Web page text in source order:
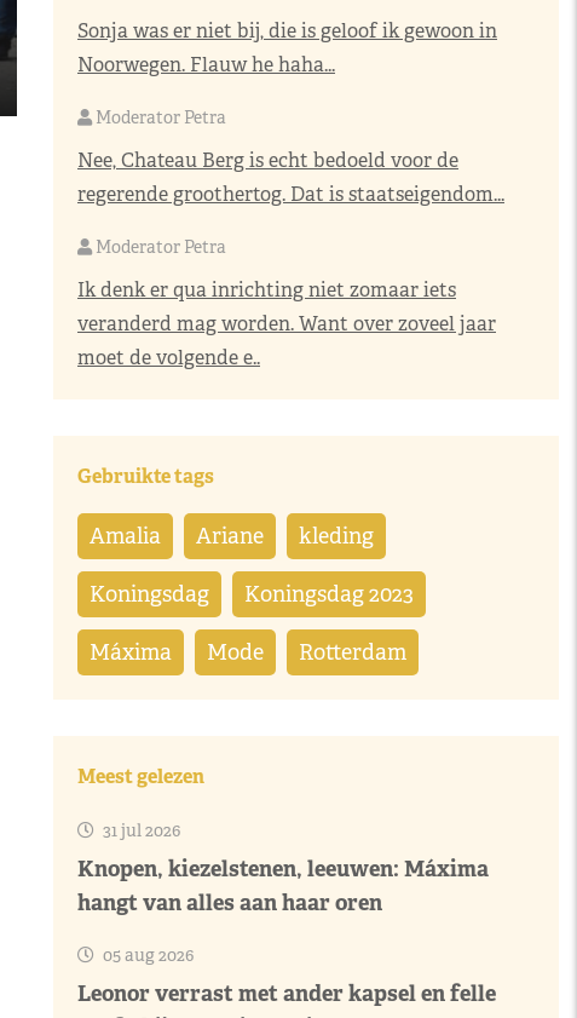
Sonja was er niet bij, die is geloof ik gewoon in
Noorwegen. Flauw he haha...
Moderator Petra
Nee, Chateau Berg is echt bedoeld voor de
regerende groothertog. Dat is staatseigendom...
Moderator Petra
Ik denk er qua inrichting niet zomaar iets
veranderd mag worden. Want over zoveel jaar
moet de volgende e..
Gebruikte tags
Amalia Ariane kleding
Koningsdag Koningsdag 2023
Máxima Mode Rotterdam
Meest gelezen
31 jul 2026
Knopen, kiezelstenen, leeuwen: Máxima
hangt van alles aan haar oren
05 aug 2026
Leonor verrast met ander kapsel en felle